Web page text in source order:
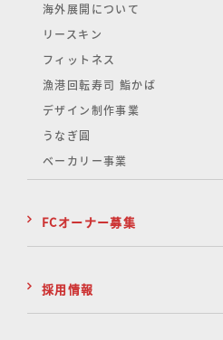
海外展開について
リースキン
フィットネス
漁港回転寿司 鮨かば
デザイン制作事業
うなぎ圓
ベーカリー事業
FCオーナー募集
採用情報